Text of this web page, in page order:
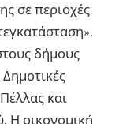
σε περιοχές
δήμους
και
Η οικονομική